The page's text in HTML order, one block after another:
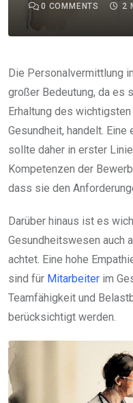
0 COMMENTS 2
Die Personalvermittlung
großer Bedeutung, da es
Erhaltung des
Gesundheit, handelt.
sollte daher in erster
Kompetenzen der
dass sie den
Darüber hinaus ist es
Gesundheitswesen auch
achtet. Eine hohe
sind für Mitarbeiter im
Teamfähigkeit und
berücksichtigt werden.